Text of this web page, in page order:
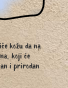
kožu da na
koji će
i prirodan